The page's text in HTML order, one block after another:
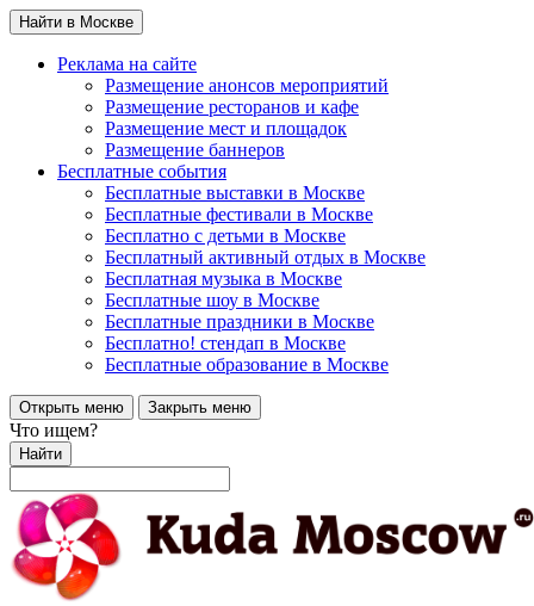
Найти в Москве
Реклама на сайте
Размещение анонсов мероприятий
Размещение ресторанов и кафе
Размещение мест и площадок
Размещение баннеров
Бесплатные события
Бесплатные выставки в Москве
Бесплатные фестивали в Москве
Бесплатно с детьми в Москве
Бесплатный активный отдых в Москве
Бесплатная музыка в Москве
Бесплатные шоу в Москве
Бесплатные праздники в Москве
Бесплатно! стендап в Москве
Бесплатные образование в Москве
Открыть меню Закрыть меню
Что ищем?
Найти